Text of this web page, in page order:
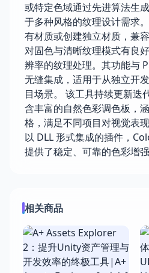
或特定色域通过先进算法生
于多种风格的纹理设计需求
有材质或创建独立材质，兼
对固色与清晰纹理模式有良
辨率的纹理处理。其功能与
无缝集成，适用于从独立开
目场景。 该工具持续更新迭
含丰富的自然色彩调色板，
格，满足不同项目对视觉表
以 DLL 形式集成的插件，
提供了稳定、可靠的色彩增
相关商品